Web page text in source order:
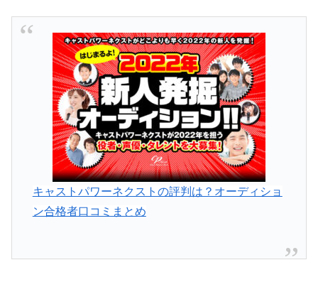
キャストパワーネクストの評判は？オーディショ
ン合格者口コミまとめ